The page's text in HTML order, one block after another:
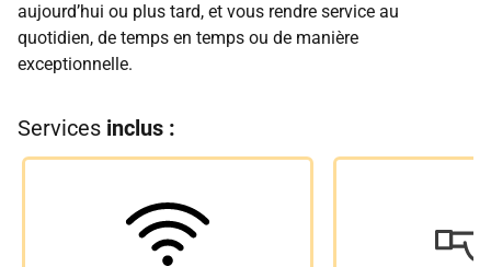
aujourd’hui ou plus tard, et vous rendre service au
quotidien, de temps en temps ou de manière
exceptionnelle.
Services inclus :